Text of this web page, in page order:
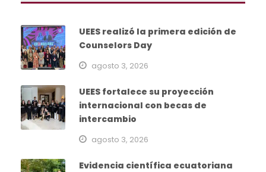
UEES realizó la primera edición de
Counselors Day
agosto 3, 2026
UEES fortalece su proyección
internacional con becas de
intercambio
agosto 3, 2026
Evidencia científica ecuatoriana